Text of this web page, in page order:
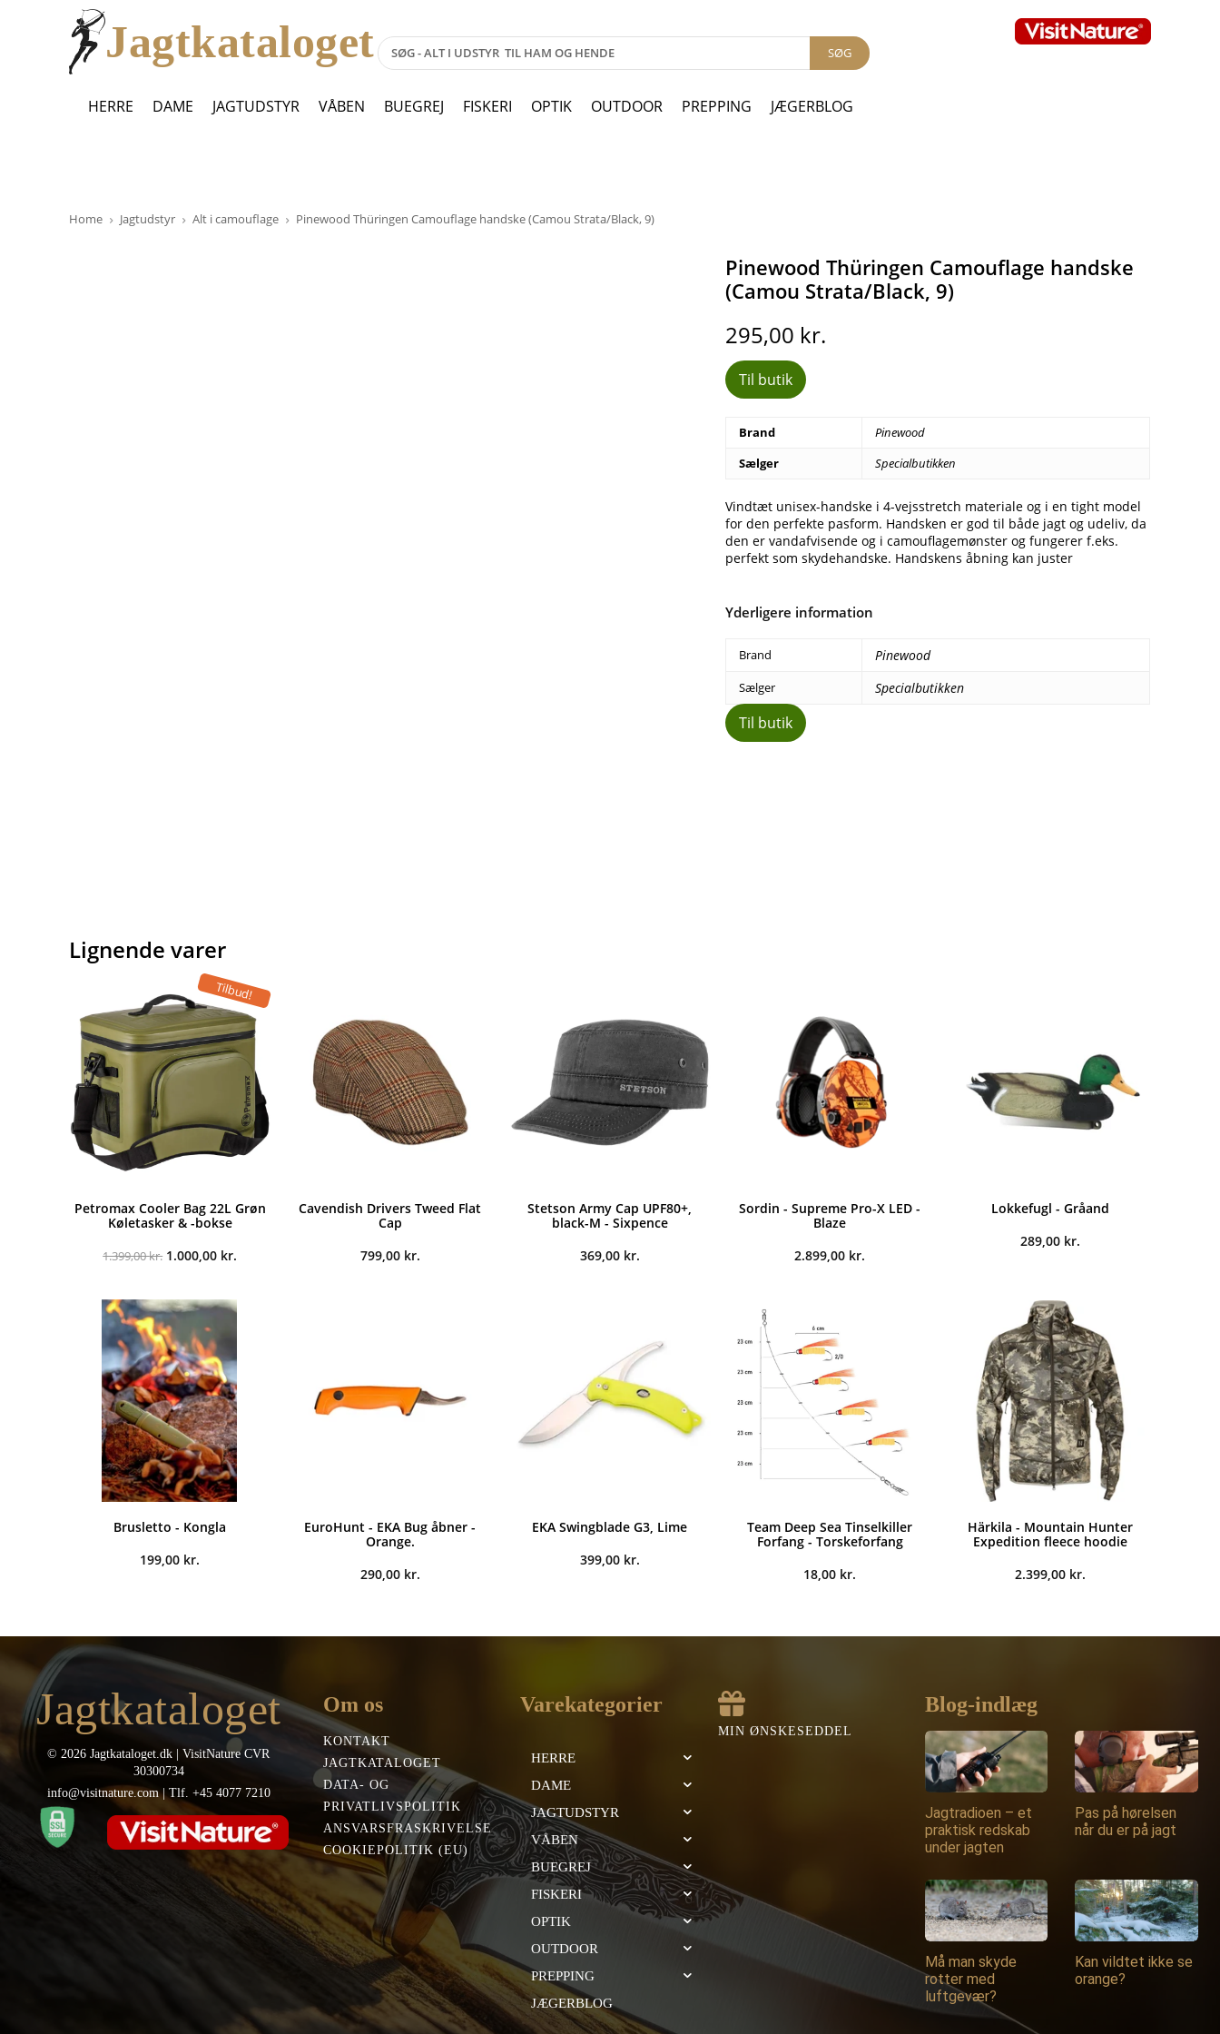
Jagtkataloget SØG
HERRE DAME JAGTUDSTYR VÅBEN BUEGREJ FISKERI OPTIK OUTDOOR PREPPING JÆGERBLOG
Home Jagtudstyr Alt i camouflage Pinewood Thüringen Camouflage handske (Camou Strata/Black, 9)
Pinewood Thüringen Camouflage handske
(Camou Strata/Black, 9)
295,00 kr.
Til butik
Brand
Pinewood
Sælger
Specialbutikken
Vindtæt unisex-handske i 4-vejsstretch materiale og i en tight model
for den perfekte pasform. Handsken er god til både jagt og udeliv, da
den er vandafvisende og i camouflagemønster og fungerer f.eks.
perfekt som skydehandske. Handskens åbning kan juster
Yderligere information
Brand Pinewood
Sælger Specialbutikken
Til butik
Lignende varer
Tilbud!
Petromax Cooler Bag 22L Grøn
Køletasker & -bokse
1.399,00kr. Den
var:
1.399,00 kr..
1.000,00 kr.
er:
1.000,00 kr..
Cavendish Drivers Tweed Flat
Cap
799,00 kr.
Stetson Army Cap UPF80+,
black-M - Sixpence
369,00 kr.
Sordin - Supreme Pro-X LED -
Blaze
2.899,00 kr.
Lokkefugl - Gråand
289,00 kr.
Brusletto - Kongla
199,00 kr.
EuroHunt - EKA Bug åbner -
Orange.
290,00 kr.
EKA Swingblade G3, Lime
399,00 kr.
Team Deep Sea Tinselkiller
Forfang - Torskeforfang
18,00 kr.
Härkila - Mountain Hunter
Expedition fleece hoodie
2.399,00 kr.
Jagtkataloget
© 2026 Jagtkataloget.dk | VisitNature CVR
30300734
info@visitnature.com | Tlf. +45 4077 7210
Om os
KONTAKT
JAGTKATALOGET
DATA- OG
PRIVATLIVSPOLITIK
ANSVARSFRASKRIVELSE
COOKIEPOLITIK (EU)
Varekategorier
HERRE
DAME
JAGTUDSTYR
VÅBEN
BUEGREJ
FISKERI
OPTIK
OUTDOOR
PREPPING
JÆGERBLOG
MIN ØNSKESEDDEL
Blog-indlæg
Jagtradioen – et
praktisk redskab
under jagten
Pas på hørelsen
når du er på jagt
Må man skyde
rotter med
luftgevær?
Kan vildtet ikke se
orange?